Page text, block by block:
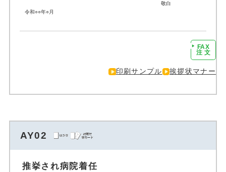
敬白
令和○○年○月
FAX
注 文
印刷サンプル 挨拶状マナー
AY02
推挙され病院着任